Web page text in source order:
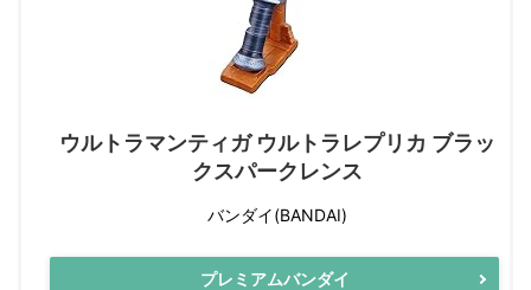
ウルトラマンティガ ウルトラレプリカ ブラッ
クスパークレンス
バンダイ(BANDAI)
プレミアムバンダイ